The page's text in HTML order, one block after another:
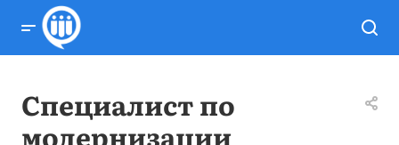
Специалист по
модернизации